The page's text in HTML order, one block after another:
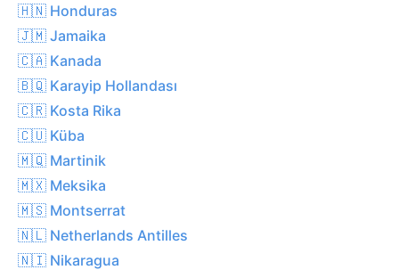
🇭🇳 Honduras
🇯🇲 Jamaika
🇨🇦 Kanada
🇧🇶 Karayip Hollandası
🇨🇷 Kosta Rika
🇨🇺 Küba
🇲🇶 Martinik
🇲🇽 Meksika
🇲🇸 Montserrat
🇳🇱 Netherlands Antilles
🇳🇮 Nikaragua